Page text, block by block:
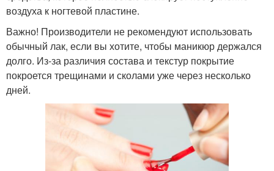
воздуха к ногтевой пластине.
Важно! Производители не рекомендуют использовать
обычный лак, если вы хотите, чтобы маникюр держался
долго. Из-за различия состава и текстур покрытие
покроется трещинами и сколами уже через несколько
дней.